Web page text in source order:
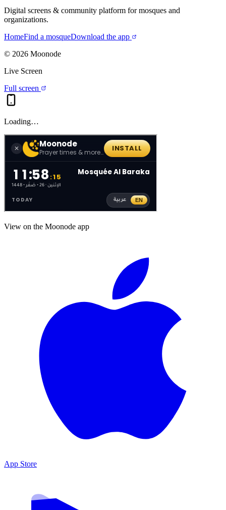
Digital screens & community platform for mosques and
organizations.
HomeFind a mosqueDownload the app
© 2026 Moonode
Live Screen
Full screen
Loading…
View on the Moonode app
App Store